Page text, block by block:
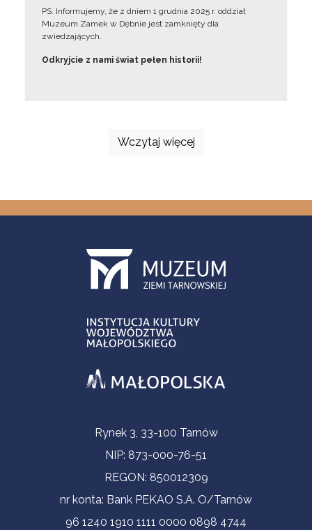
PS. Informujemy, że z dniem 1 grudnia 2025 r. oddział
Muzeum Zamek w Dębnie jest zamknięty dla
zwiedzających.
Odkryjcie z nami świat pełen historii!
Wczytaj więcej
Informacje kontaktoweRynek 3, 33-100 Tarnów
NIP: 873-000-76-51
REGON: 850012309
nr konta: Bank PEKAO S.A. O/Tarnów
96 1240 1910 1111 0000 0898 4744